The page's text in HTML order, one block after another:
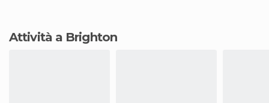
Attività a Brighton